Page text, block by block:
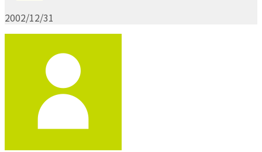
2002/12/31